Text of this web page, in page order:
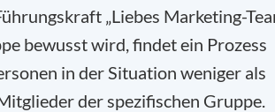
„Liebes Marketing-
bewusst wird, findet ein Prozess
in der Situation weniger als
der spezifischen Gruppe.